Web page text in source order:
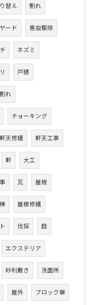
替え 割れ
ード 害虫駆除
ネズミ
戸建
れ
チョーキング
軒天修繕 軒天工事
軒 大工
瓦 屋根
棟 屋根修繕
伐採 庭
エクステリア
砂利敷き 洗面所
屋外 ブロック塀